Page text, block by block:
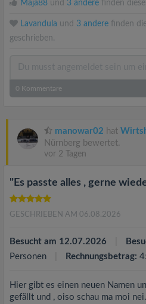
Maja88 und 3 andere finden
Lavandula und 3 andere finden
geschrieben.
0 Kommentare
manowar02 hat
Nürnberg bewertet.
vor 2 Tagen
"Es passte alles , gerne
GESCHRIEBEN AM 06.08.2026
Besucht am 12.07.2026
Personen
Rechnungsbetrag:
Hier gibt es einen neuen Namen
gefällt und , oiso schau ma moi